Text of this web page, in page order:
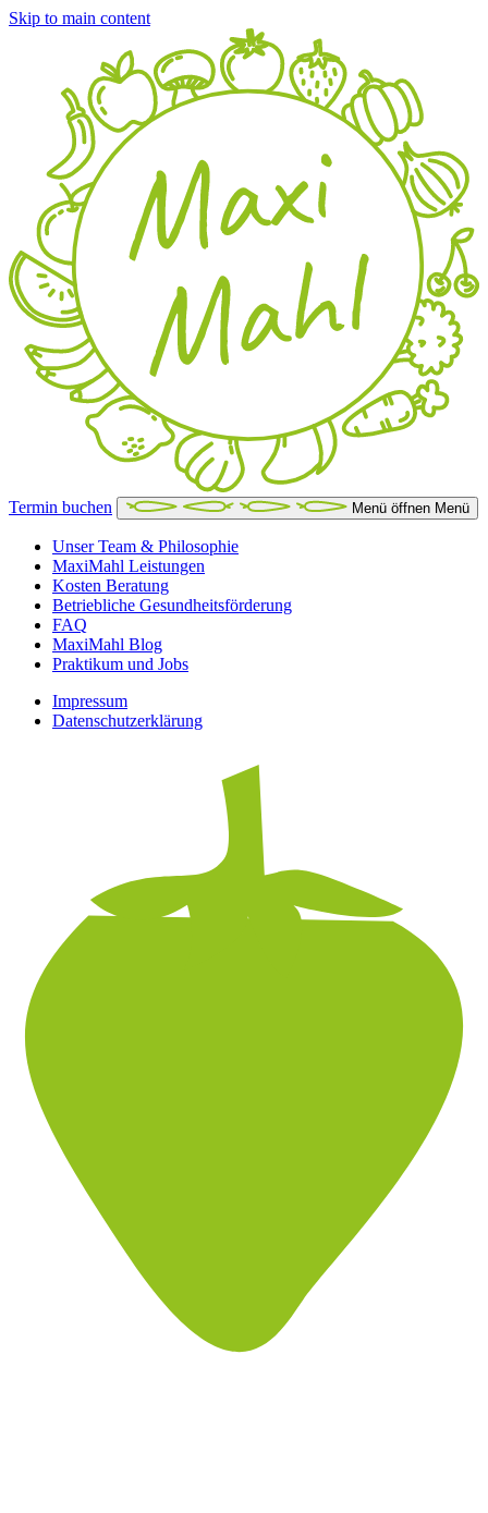
Skip to main content
Termin buchen Menü öffnen Menü
Unser Team & Philosophie
MaxiMahl Leistungen
Kosten Beratung
Betriebliche Gesundheitsförderung
FAQ
MaxiMahl Blog
Praktikum und Jobs
Impressum
Datenschutzerklärung